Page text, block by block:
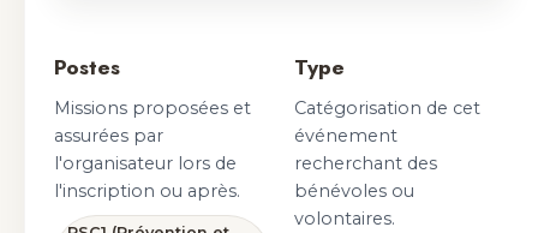
Postes
Missions proposées et
assurées par
l'organisateur lors de
l'inscription ou après.
Type
Catégorisation de cet
événement
recherchant des
bénévoles ou
volontaires.